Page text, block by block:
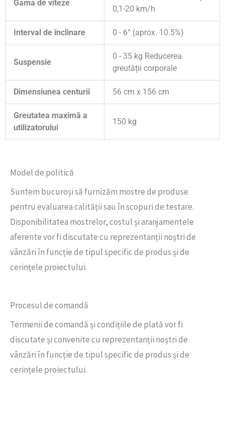
Gama de viteze
0,1-20 km/h
Interval de înclinare 0 - 6° (aprox. 10.5%)
Suspensie
0 - 35 kg Reducerea
greutății corporale
Dimensiunea centurii 56 cm x 156 cm
Greutatea maximă a
utilizatorului
150 kg
Model de politică
Suntem bucuroși să furnizăm mostre de produse
pentru evaluarea calității sau în scopuri de testare.
Disponibilitatea mostrelor, costul și aranjamentele
aferente vor fi discutate cu reprezentanții noștri de
vânzări în funcție de tipul specific de produs și de
cerințele proiectului.
Procesul de comandă
Termenii de comandă și condițiile de plată vor fi
discutate și convenite cu reprezentanții noștri de
vânzări în funcție de tipul specific de produs și de
cerințele proiectului.